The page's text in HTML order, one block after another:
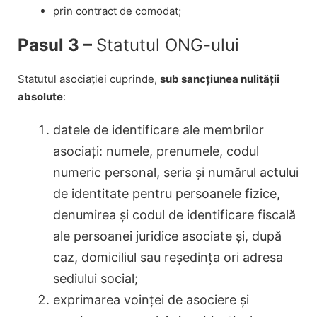
prin contract de comodat;
Pasul 3 – Statutul ONG-ului
Statutul asociației cuprinde, sub sancțiunea nulității
absolute:
datele de identificare ale membrilor
asociați: numele, prenumele, codul
numeric personal, seria și numărul actului
de identitate pentru persoanele fizice,
denumirea și codul de identificare fiscală
ale persoanei juridice asociate și, după
caz, domiciliul sau reședința ori adresa
sediului social;
exprimarea voinței de asociere și